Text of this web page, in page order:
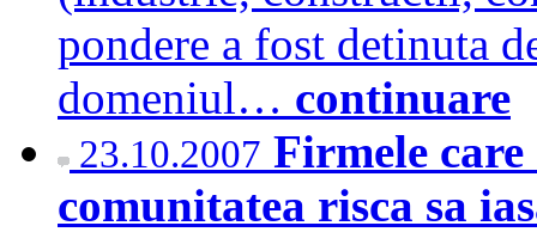
pondere a fost detinuta
domeniul… continuare
23.10.2007 Firmele
comunitatea risca sa